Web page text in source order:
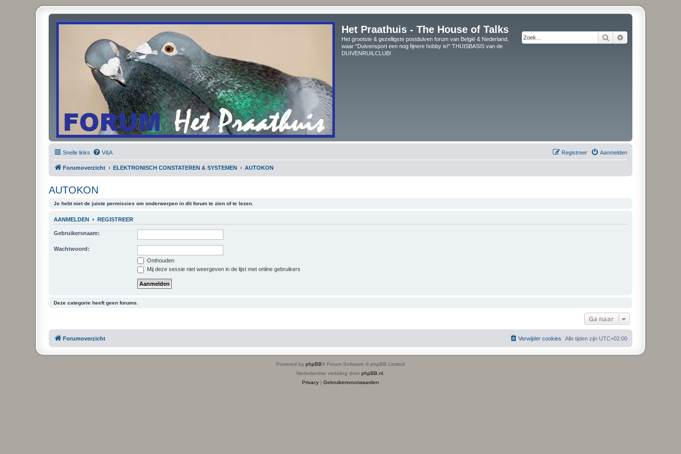
Het Praathuis - The House of Talks
Het grootste & gezelligste postduiven forum van België & Nederland,
waar "Duivensport een nog fijnere hobby is!" THUISBASIS van de
DUIVENRUILCLUB!
Zoek
Snelle links V&A Aanmelden
Registreer
Forumoverzicht ELEKTRONISCH CONSTATEREN & SYSTEMEN AUTOKON
AUTOKON
Je hebt niet de juiste permissies om onderwerpen in dit forum te zien of te lezen.
AANMELDEN • REGISTREER
Gebruikersnaam:
Wachtwoord:
Onthouden
Mij deze sessie niet weergeven in de lijst met online gebruikers
Deze categorie heeft geen forums.
Ga naar
Forumoverzicht Alle tijden zijn UTC+02:00
Verwijder cookies
Powered by phpBB® Forum Software © phpBB Limited
Nederlandse vertaling door phpBB.nl
Privacy | Gebruikersvoorwaarden